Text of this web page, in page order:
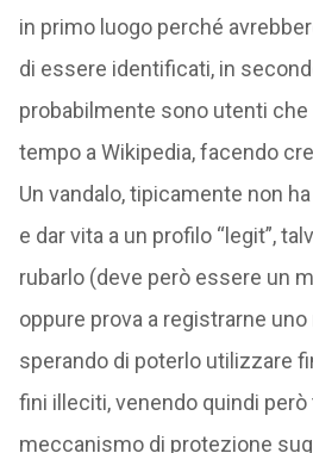
in primo luogo perché
di essere identificati, in
probabilmente sono utenti
tempo a Wikipedia, facendo
Un vandalo, tipicamente non
e dar vita a un profilo “legit”,
rubarlo (deve però essere un
oppure prova a registrarne
sperando di poterlo utilizzare
fini illeciti, venendo quindi però
meccanismo di protezione